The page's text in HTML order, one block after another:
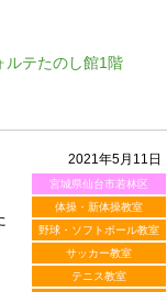
ルテたのし館1階
2021年5月11日
宮城県仙台市若林区
体操・新体操教室
野球・ソフトボール教室
サッカー教室
テニス教室